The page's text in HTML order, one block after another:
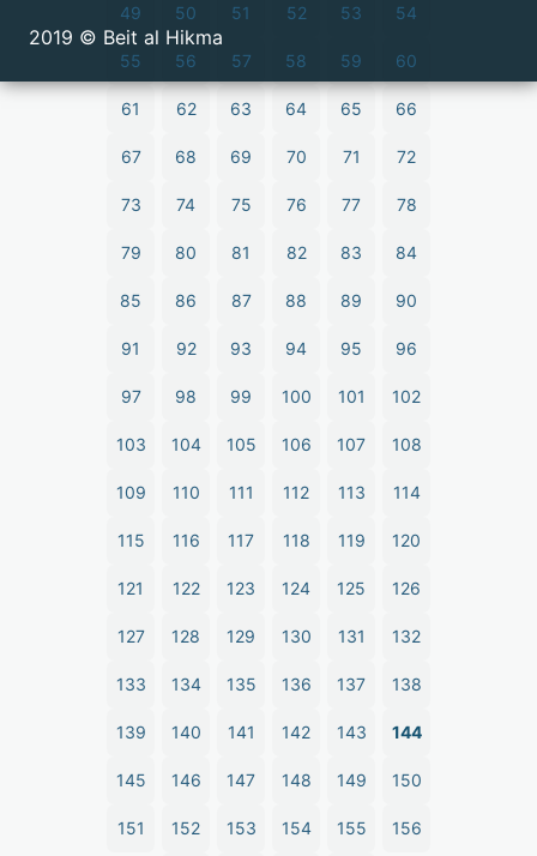
49 50 51 52 53 54
55 56 57 58 59 60
61 62 63 64 65 66
67 68 69 70 71 72
73 74 75 76 77 78
79 80 81 82 83 84
85 86 87 88 89 90
91 92 93 94 95 96
97 98 99 100 101 102
103 104 105 106 107 108
109 110 111 112 113 114
115 116 117 118 119 120
121 122 123 124 125 126
127 128 129 130 131 132
133 134 135 136 137 138
139 140 141 142 143 144
145 146 147 148 149 150
151 152 153 154 155 156
2019 © Beit al Hikma